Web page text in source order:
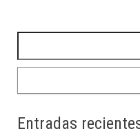
Entradas